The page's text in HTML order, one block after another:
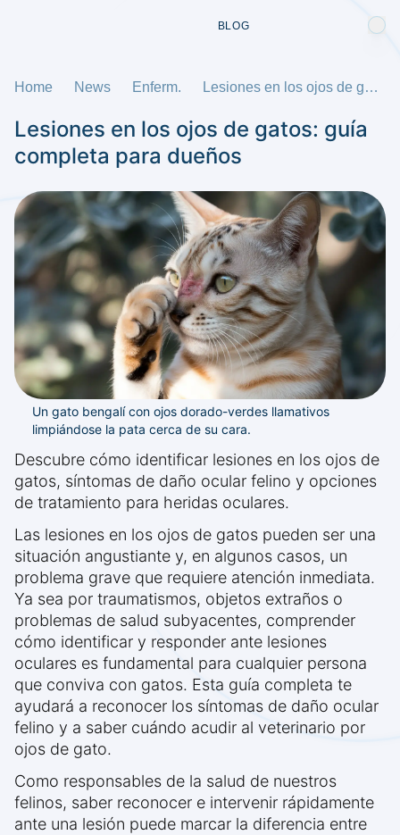
BLOG
Home News Enferm. Lesiones en los ojos de gatos: guía completa para dueños
Lesiones en los ojos de gatos: guía
completa para dueños
Un gato bengalí con ojos dorado-verdes llamativos
limpiándose la pata cerca de su cara.
Descubre cómo identificar lesiones en los ojos de
gatos, síntomas de daño ocular felino y opciones
de tratamiento para heridas oculares.
Las lesiones en los ojos de gatos pueden ser una
situación angustiante y, en algunos casos, un
problema grave que requiere atención inmediata.
Ya sea por traumatismos, objetos extraños o
problemas de salud subyacentes, comprender
cómo identificar y responder ante lesiones
oculares es fundamental para cualquier persona
que conviva con gatos. Esta guía completa te
ayudará a reconocer los síntomas de daño ocular
felino y a saber cuándo acudir al veterinario por
ojos de gato.
Como responsables de la salud de nuestros
felinos, saber reconocer e intervenir rápidamente
ante una lesión puede marcar la diferencia entre